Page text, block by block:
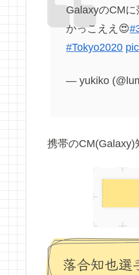
GalaxyのCM
かっこええ😍
#Tokyo2020
— yukiko
携帯のCM(Galaxy)
落合知也選